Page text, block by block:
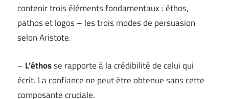
contenir trois éléments fondamentaux : éthos,
pathos et logos – les trois modes de persuasion
selon Aristote.
– L’éthosse rapporte à la crédibilité de celui qui
écrit. La confiance ne peut être obtenue sans cette
composante cruciale.